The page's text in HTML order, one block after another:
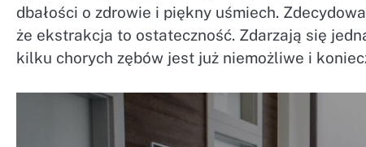
dbałości o zdrowie i piękny uśmiech.
że ekstrakcja to ostateczność. Zdarzają się
kilku chorych zębów jest już niemożliwe i